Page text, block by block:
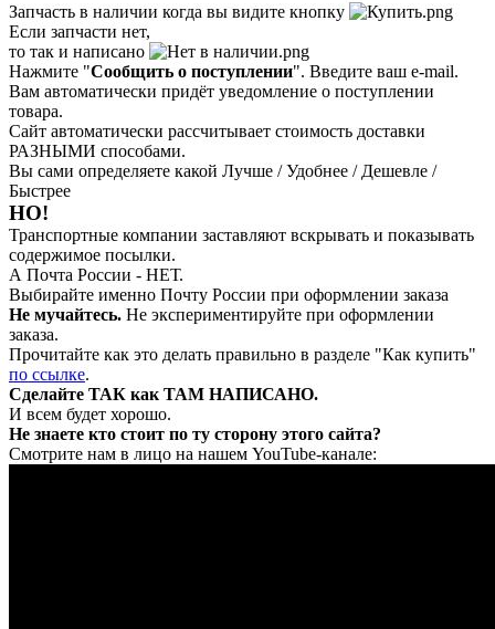
Запчасть в наличии когда вы видите кнопку
Если запчасти нет,
то так и написано
Нажмите "Сообщить о поступлении". Введите ваш e-mail.
Вам автоматически придёт уведомление о поступлении
товара.
Сайт автоматически рассчитывает стоимость доставки
РАЗНЫМИ способами.
Вы сами определяете какой Лучше / Удобнее / Дешевле /
Быстрее
НО!
Транспортные компании заставляют вскрывать и показывать
содержимое посылки.
А Почта России - НЕТ.
Выбирайте именно Почту России при оформлении заказа
Не мучайтесь. Не экспериментируйте при оформлении
заказа.
Прочитайте как это делать правильно в разделе "Как купить"
по ссылке.
Сделайте ТАК как ТАМ НАПИСАНО.
И всем будет хорошо.
Не знаете кто стоит по ту сторону этого сайта?
Смотрите нам в лицо на нашем YouTube-канале: